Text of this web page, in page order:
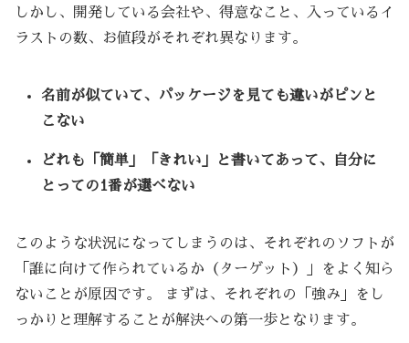
しかし、開発している会社や、得意なこと、入っているイ
ラストの数、お値段がそれぞれ異なります。
名前が似ていて、パッケージを見ても違いがピンと
こない
どれも「簡単」「きれい」と書いてあって、自分に
とっての1番が選べない
このような状況になってしまうのは、それぞれのソフトが
「誰に向けて作られているか（ターゲット）」をよく知ら
ないことが原因です。 まずは、それぞれの「強み」をし
っかりと理解することが解決への第一歩となります。